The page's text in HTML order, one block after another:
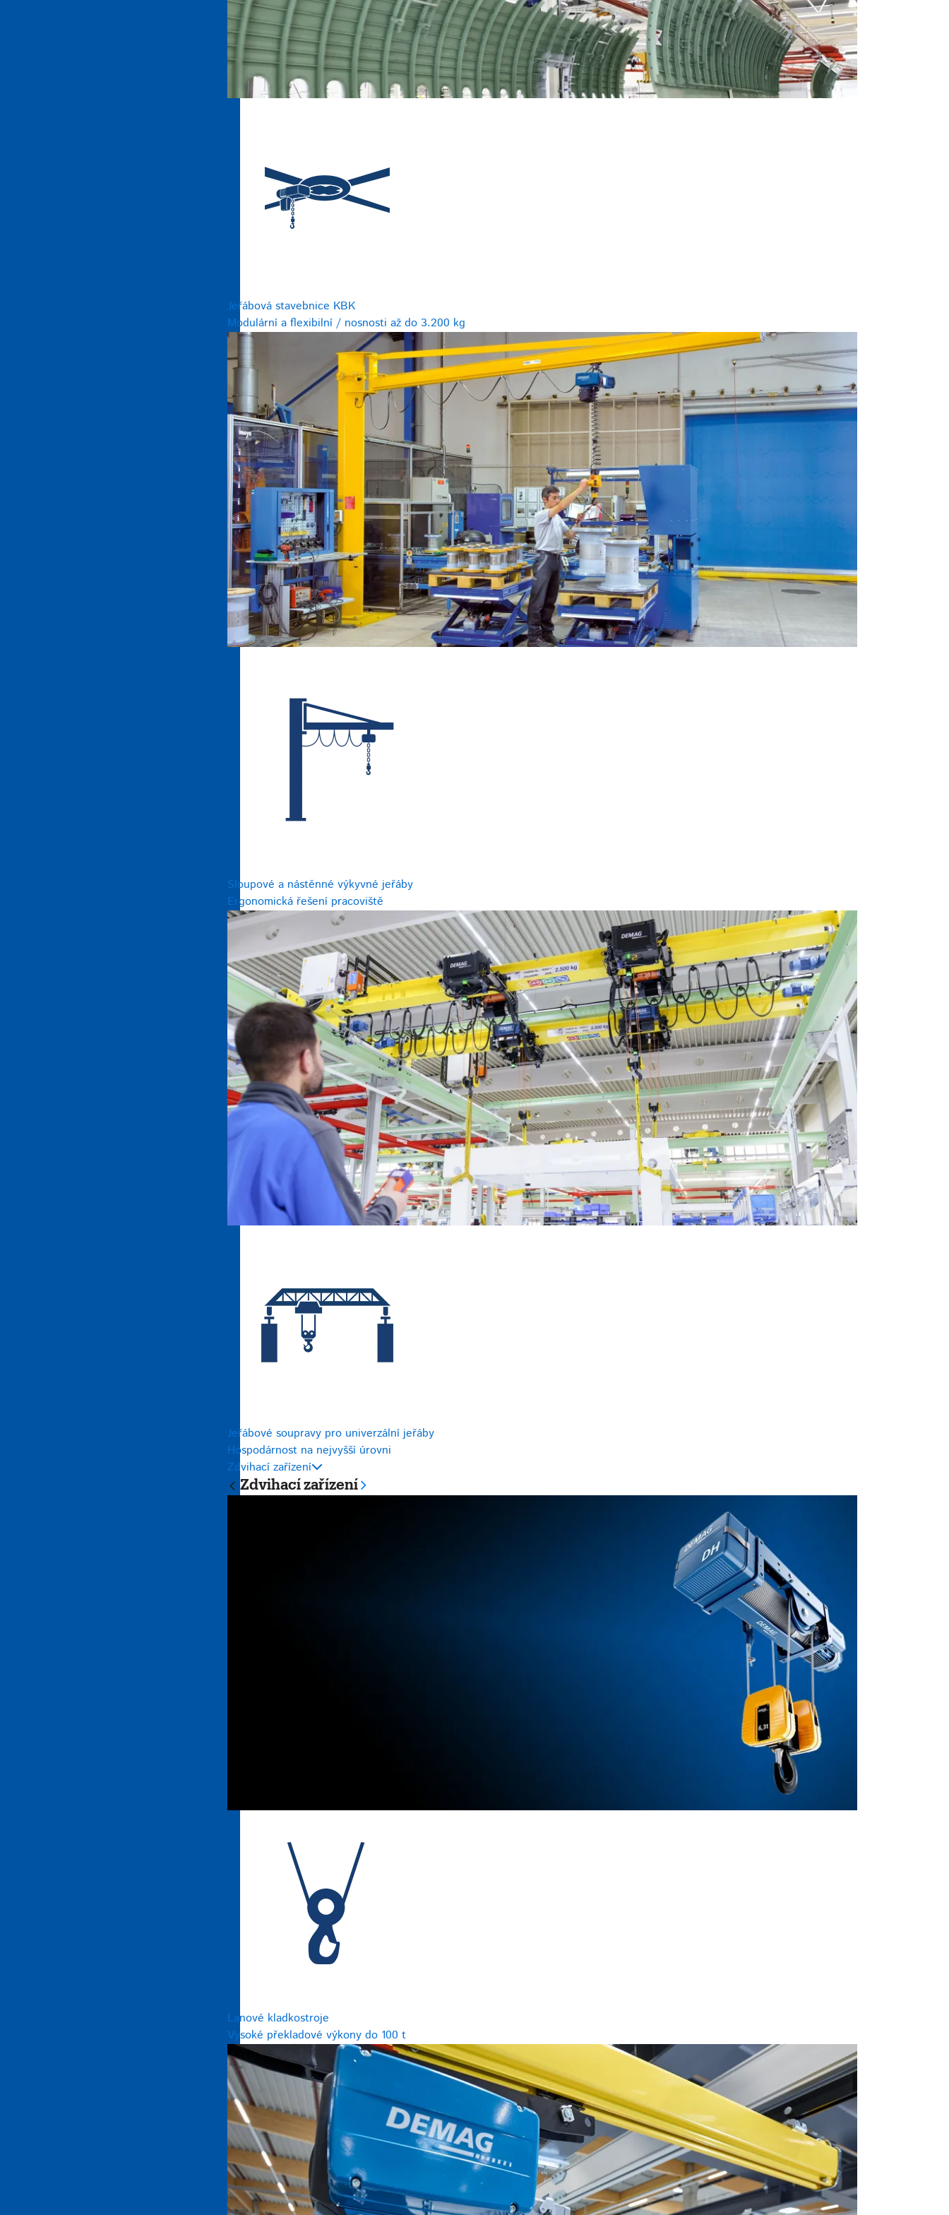
Jeřábová stavebnice KBK
Modulární a flexibilní / nosnosti až do 3.200 kg
Sloupové a nástěnné výkyvné jeřáby
Ergonomická řešení pracoviště
Jeřábové soupravy pro univerzální jeřáby
Hospodárnost na nejvyšší úrovni
Zdvihací zařízení
Zdvihací zařízení
Lanové kladkostroje
Vysoké překladové výkony do 100 t